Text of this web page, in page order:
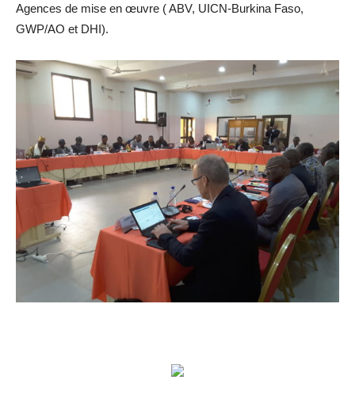
Agences de mise en œuvre ( ABV, UICN-Burkina Faso,
GWP/AO et DHI).